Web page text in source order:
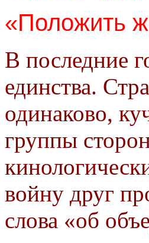
«Положить
В последние
единства.
одинаково,
группы
войну друг
слова «об